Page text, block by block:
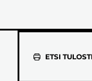
ETSI